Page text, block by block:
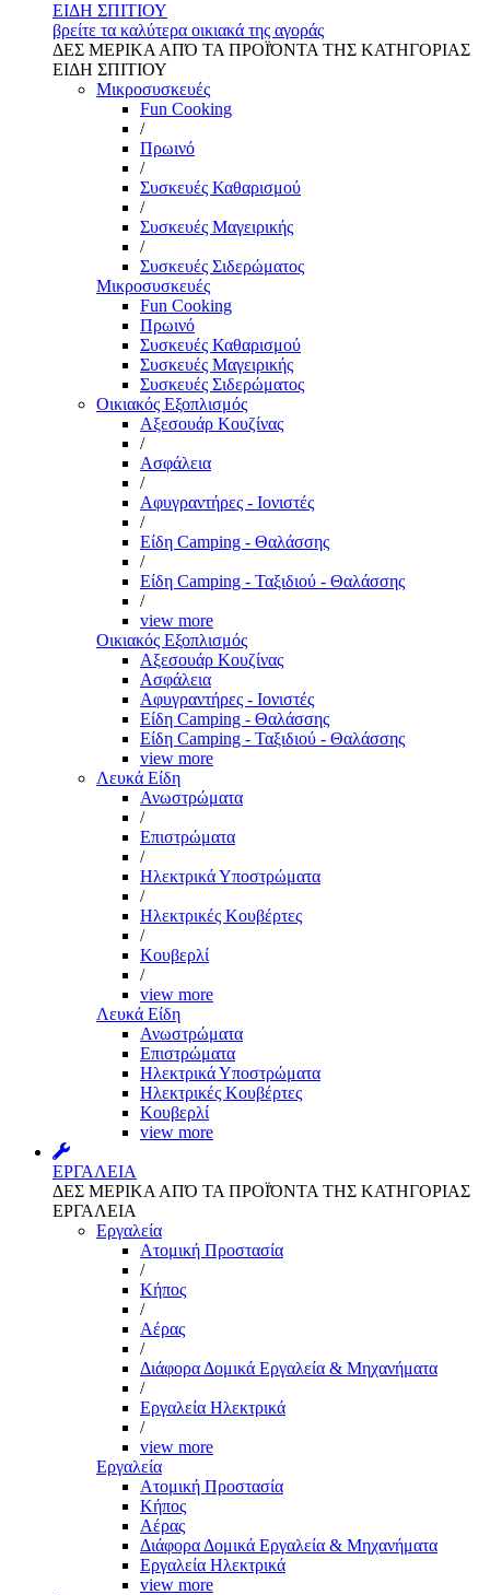
ΕΙΔΗ ΣΠΙΤΙΟΥ
βρείτε τα καλύτερα οικιακά της αγοράς
ΔΕΣ ΜΕΡΙΚΑ ΑΠΌ ΤΑ ΠΡΟΪΌΝΤΑ ΤΗΣ ΚΑΤΗΓΟΡΙΑΣ
ΕΙΔΗ ΣΠΙΤΙΟΥ
Μικροσυσκευές
Fun Cooking
/
Πρωινό
/
Συσκευές Καθαρισμού
/
Συσκευές Μαγειρικής
/
Συσκευές Σιδερώματος
Μικροσυσκευές
Fun Cooking
Πρωινό
Συσκευές Καθαρισμού
Συσκευές Μαγειρικής
Συσκευές Σιδερώματος
Οικιακός Εξοπλισμός
Αξεσουάρ Κουζίνας
/
Ασφάλεια
/
Αφυγραντήρες - Ιονιστές
/
Είδη Camping - Θαλάσσης
/
Είδη Camping - Ταξιδιού - Θαλάσσης
/
view more
Οικιακός Εξοπλισμός
Αξεσουάρ Κουζίνας
Ασφάλεια
Αφυγραντήρες - Ιονιστές
Είδη Camping - Θαλάσσης
Είδη Camping - Ταξιδιού - Θαλάσσης
view more
Λευκά Είδη
Ανωστρώματα
/
Επιστρώματα
/
Ηλεκτρικά Υποστρώματα
/
Ηλεκτρικές Κουβέρτες
/
Κουβερλί
/
view more
Λευκά Είδη
Ανωστρώματα
Επιστρώματα
Ηλεκτρικά Υποστρώματα
Ηλεκτρικές Κουβέρτες
Κουβερλί
view more
ΕΡΓΑΛΕΙΑ
ΔΕΣ ΜΕΡΙΚΑ ΑΠΌ ΤΑ ΠΡΟΪΌΝΤΑ ΤΗΣ ΚΑΤΗΓΟΡΙΑΣ
ΕΡΓΑΛΕΙΑ
Εργαλεία
Aτομική Προστασία
/
Kήπος
/
Αέρας
/
Διάφορα Δομικά Εργαλεία & Μηχανήματα
/
Εργαλεία Ηλεκτρικά
/
view more
Εργαλεία
Aτομική Προστασία
Kήπος
Αέρας
Διάφορα Δομικά Εργαλεία & Μηχανήματα
Εργαλεία Ηλεκτρικά
view more